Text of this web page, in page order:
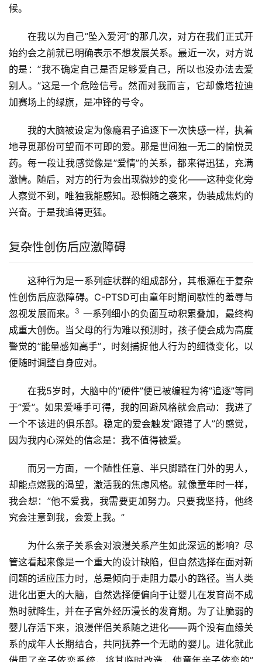
候。
在我以为自己”坠入爱河”的那几次，对方在我们正式开
始约会之前就已明确表示不想发展关系。最近一次，对方说
的是：”我不确定自己是否足够爱自己，所以也没办法去爱
别人。”这是一个危险信号。然而对我而言，它却像塔拉迪
加赛场上的绿旗，是冲锋的号令。
我的大脑被设定为像瘾君子追逐下一次快感一样，执着
地寻觅那份可望而不可即的爱。那是世间独一无二的愉悦灵
药。每一段让我感觉像是”爱情”的关系，都来得迅猛，充满
激情。随后，对方的行为会出现微妙的变化——这种变化旁
人察觉不到，唯独我能感知。恐惧随之袭来，伪装成焦灼的
兴奋。于是我追得更猛。
复杂性创伤后应激障碍
这种行为是一系列症状群的组成部分，其根源在于复杂
性创伤后应激障碍。C-PTSD可由童年时期间歇性的羞辱与
忽视发展而来。
3 一系列细小的负面互动积累叠加，最终构
成重大创伤。当父母的行为难以预测时，孩子便会成为高度
警觉的”能量感知高手”，时刻捕捉他人行为的细微变化，以
便随时调整自身应对。
在我5岁时，大脑中的”硬件”便已被编程为将”追逐”等同
于”爱”。如果爱唾手可得，我的回避风格就会启动：我进了
一个不该进的俱乐部。稳定的爱会触发”跟错了人”的感觉，
因为我内心深处的信念是：我不值得被爱。
而另一方面，一个随性任意、半只脚踏在门外的男人，
却能点燃我的渴望，激活我的焦虑风格。就像童年时一样，
我会想：”他不爱我，我需要更加努力。只要我坚持，他终
究会注意到我，会爱上我。”
为什么亲子关系会对浪漫关系产生如此深远的影响？尽
管这看起来像是一个重大的设计缺陷，但自然选择在面对新
问题的适应压力时，总是倾向于走阻力最小的路径。当人类
进化出更大的大脑，自然选择便偏向于让婴儿在发育尚不成
熟时就降生，并在子宫外经历漫长的发育期。为了让脆弱的
婴儿存活下来，浪漫伴侣关系随之进化——两个没有血缘关
系的成年人长期结合，共同抚养一个无助的婴儿。进化就此